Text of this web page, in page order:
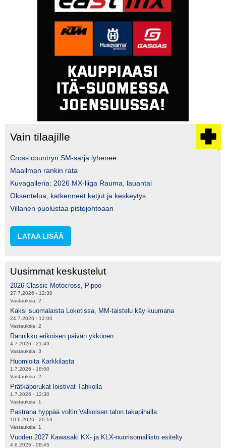
Vain tilaajille
Cross countryn SM-sarja lyhenee
Maailman rankin rata
Kuvagalleria: 2026 MX-liiga Rauma, lauantai
Oksentelua, katkenneet ketjut ja keskeytys
Villanen puolustaa pistejohtoaan
LATAA LISÄÄ
Uusimmat keskustelut
2026 Classic Motocross, Pippo
27.7.2026 - 12:30
Vastauksia: 2
Kaksi suomalaista Loketissa, MM-taistelu käy kuumana
24.7.2026 - 12:00
Vastauksia: 2
Rannikko erikoisen päivän ykkönen
4.7.2026 - 21:49
Vastauksia: 3
Huomioita Karkkilasta
1.7.2026 - 18:00
Vastauksia: 2
Prätkäporukat loistivat Tahkolla
1.7.2026 - 12:30
Vastauksia: 1
Pastrana hyppää voltin Valkoisen talon takapihalla
10.6.2026 - 20:13
Vastauksia: 1
Vuoden 2027 Kawasaki KX- ja KLX-nuorisomallisto esitelty
4.6.2026 - 08:45